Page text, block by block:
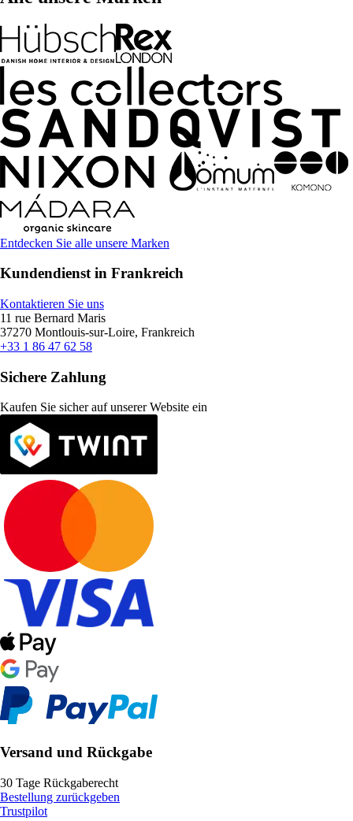
Entdecken Sie alle unsere Marken
Kundendienst in Frankreich
Kontaktieren Sie uns
11 rue Bernard Maris
37270 Montlouis-sur-Loire, Frankreich
+33 1 86 47 62 58
Sichere Zahlung
Kaufen Sie sicher auf unserer Website ein
Versand und Rückgabe
30 Tage Rückgaberecht
Bestellung zurückgeben
Trustpilot